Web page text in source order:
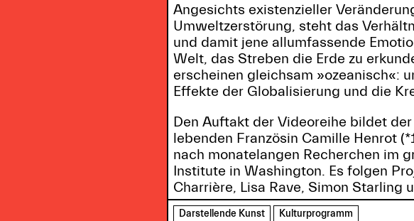
Angesichts existenzieller
Umweltzerstörung, steht das
und damit jene allumfassende
Welt, das Streben die Erde zu
erscheinen gleichsam »ozeanisch«:
Effekte der Globalisierung und die
Den Auftakt der Videoreihe bildet
lebenden Französin Camille Henrot
nach monatelangen Recherchen im
Institute in Washington. Es folgen
Charrière, Lisa Rave, Simon Starling
Darstellende Kunst Kulturprogramm